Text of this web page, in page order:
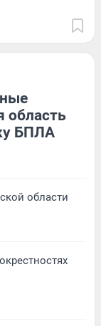
область
БПЛА
области